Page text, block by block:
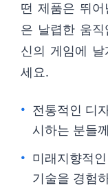
떤 제품은 뛰
은 날렵한 움
신의 게임에
세요.
전통적인 디
시하는 분들
미래지향적
기술을 경험